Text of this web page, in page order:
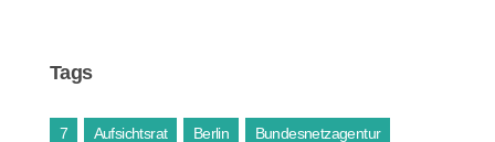
Tags
7 Aufsichtsrat Berlin
Bundesnetzagentur